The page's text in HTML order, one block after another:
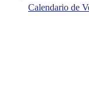
Calendario de